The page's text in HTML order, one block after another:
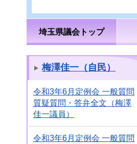
埼玉県議会トップ
梅澤佳一（自民）
令和3年6月定例会 一般質問
質疑質問・答弁全文（梅澤
佳一議員）
令和3年6月定例会 一般質問